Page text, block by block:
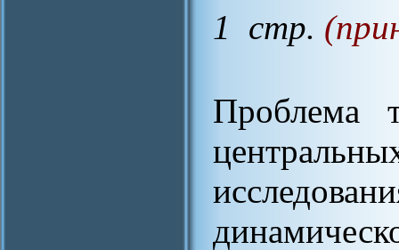
1 стр.
Проблема